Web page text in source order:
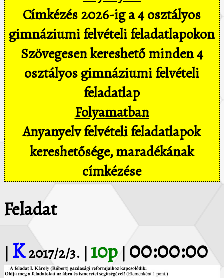
Címkézés 2026-ig a 4 osztályos
gimnáziumi felvételi feladatlapokon
Szövegesen kereshető minden 4
osztályos gimnáziumi felvételi
feladatlap
Folyamatban
Anyanyelv felvételi feladatlapok
kereshetősége, maradékának
címkézése
Feladat
| K2017/2/3. | 10p | 00:00:00